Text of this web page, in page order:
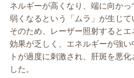
ネルギーが高くなり、端に向か
弱くなるという「ムラ」が生じて
そのため、レーザー照射すると
効果が乏しく、エネルギーが強い
トが過度に刺激され、肝斑を悪
した。